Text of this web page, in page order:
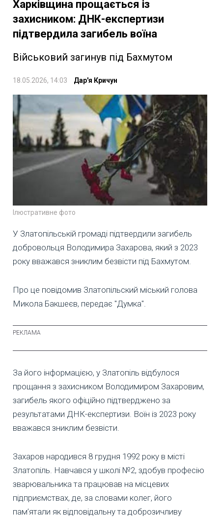
Харківщина прощається із
захисником: ДНК-експертизи
підтвердила загибель воїна
Військовий загинув під Бахмутом
18.05.2026, 14:03 Дар'я Кричун
Ілюстративне фото
У Златопільській громаді підтвердили загибель
добровольця Володимира Захарова, який з 2023
року вважався зниклим безвісти під Бахмутом.
Про це повідомив Златопільский міський голова
Микола Бакшеєв, передає "Думка".
За його інформацією, у Златопіль відбулося
прощання з захисником Володимиром Захаровим,
загибель якого офіційно підтверджено за
результатами ДНК-експертизи. Воїн із 2023 року
вважався зниклим безвісти.
Захаров народився 8 грудня 1992 року в місті
Златопіль. Навчався у школі №2, здобув професію
зварювальника та працював на місцевих
підприємствах, де, за словами колег, його
пам’ятали як відповідальну та доброзичливу